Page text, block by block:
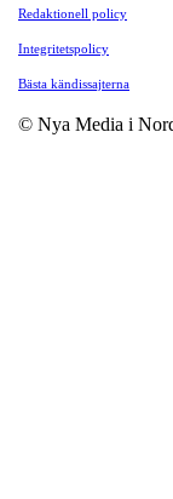
Redaktionell policy
Integritetspolicy
Bästa kändissajterna
© Nya Media i